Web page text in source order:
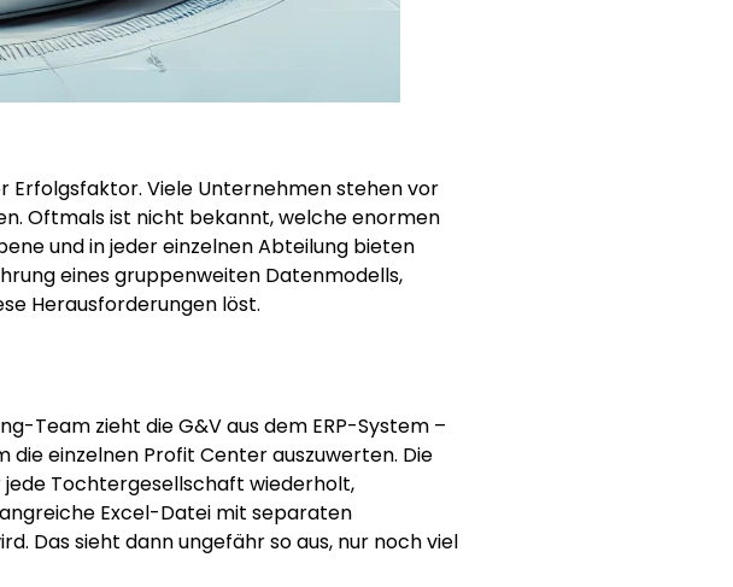
Erfolgsfaktor. Viele Unternehmen stehen vor
Oftmals ist nicht bekannt, welche enormen
und in jeder einzelnen Abteilung bieten
eines gruppenweiten Datenmodells,
Herausforderungen löst.
Team zieht die G&V aus dem ERP-System –
einzelnen Profit Center auszuwerten. Die
jede Tochtergesellschaft wiederholt,
Excel-Datei mit separaten
Das sieht dann ungefähr so aus, nur noch viel